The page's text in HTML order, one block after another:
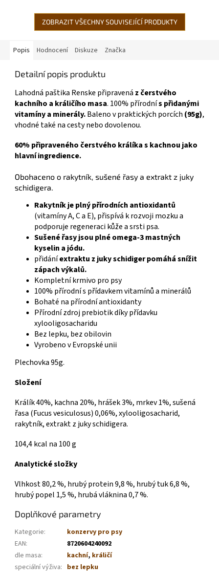
dietu. NEOBSAHUJE...
ZOBRAZIT VŠECHNY SOUVISEJÍCÍ PRODUKTY
Popis Hodnocení Diskuze Značka
Detailní popis produktu
Lahodná paštika Renske připravená z čerstvého
kachního a králičího masa. 100% přírodnís přidanými
vitamíny a minerály.Baleno v praktických porcích (95g),
vhodné také na cesty nebo dovolenou.
60% připraveného čerstvého králíka s kachnou jako
hlavní ingredience.
Obohaceno o rakytník, sušené řasy a extrakt z juky
schidigera.
Rakytník je plný přírodních antioxidantů
(vitamíny A, C a E), přispívá k rozvoji mozku a
podporuje regeneraci kůže a srsti psa.
Sušené řasy jsou plné omega-3 mastných
kyselin a jódu.
přidáníextraktu z juky schidiger pomáhá snížit
zápach výkalů.
Kompletní krmivo pro psy
100% přírodní s přídavkem vitamínů a minerálů
Bohaté na přírodní antioxidanty
Přírodní zdroj prebiotik díky přídavku
xylooligosacharidu
Bez lepku, bez obilovin
Vyrobeno v Evropské unii
Plechovka 95g.
Složení
Králík 40%, kachna 20%, hrášek 3%, mrkev 1%, sušená
řasa (Fucus vesiculosus) 0,06%, xylooligosacharid,
rakytník, extrakt z juky schidigera.
104,4 kcal na 100 g
Analytické složky
Vlhkost 80,2 %, hrubý protein 9,8 %, hrubý tuk 6,8 %,
hrubý popel 1,5 %, hrubá vláknina 0,7 %.
Doplňkové parametry
Kategorie:
konzervy pro psy
EAN:
8720604240092
dle masa: kachní, králičí
speciální výživa: bez lepku